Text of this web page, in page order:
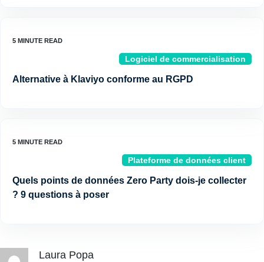
Logiciel de commercialisation
Alternative à Klaviyo conforme au RGPD
Plateforme de données client
Quels points de données Zero Party dois-je collecter
? 9 questions à poser
Laura Popa